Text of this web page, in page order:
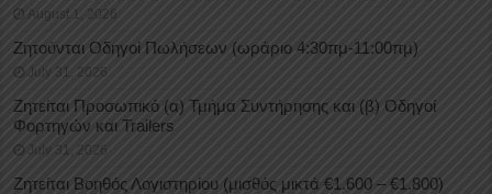
August 1, 2026
Ζητούνται Οδηγοί Πωλήσεων (ωράριο 4:30πμ-11:00πμ)
July 31, 2026
Ζητείται Προσωπικό (α) Τμήμα Συντήρησης και (β) Οδηγοί
Φορτηγών και Trailers
July 31, 2026
Ζητείται Βοηθός Λογιστηρίου (μισθός μικτά €1.600 – €1.800)